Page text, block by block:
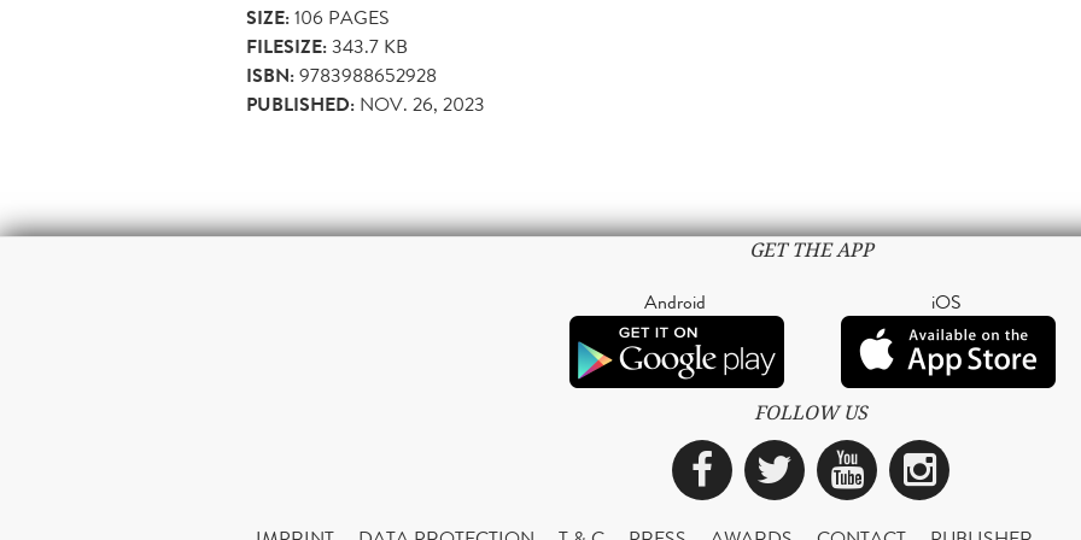
SIZE:106 PAGES
FILESIZE:343.7 KB
ISBN:9783988652928
PUBLISHED: NOV. 26, 2023
GET THE APP
Android iOS
FOLLOW US
Facebook
TwitterYouTubeInstagram